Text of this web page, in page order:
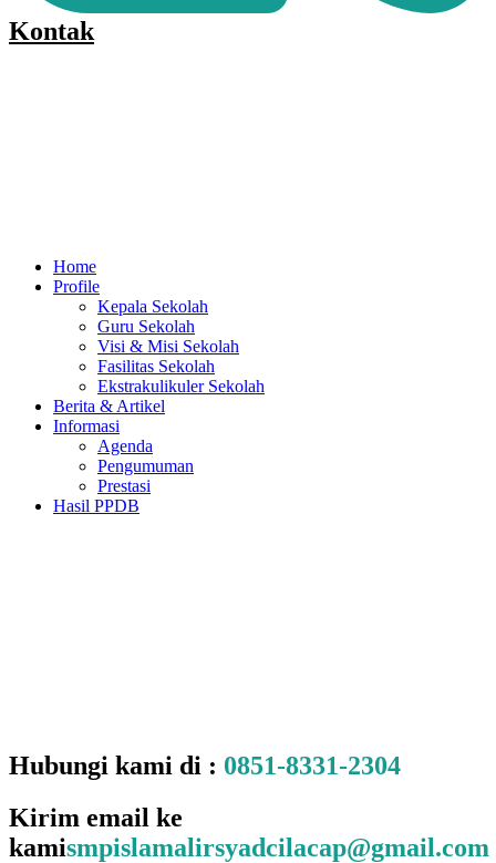
Kontak
Home
Profile
Kepala Sekolah
Guru Sekolah
Visi & Misi Sekolah
Fasilitas Sekolah
Ekstrakulikuler Sekolah
Berita & Artikel
Informasi
Agenda
Pengumuman
Prestasi
Hasil PPDB
Hubungi kami di : 0851-8331-2304
Kirim email ke
kamismpislamalirsyadcilacap@gmail.com